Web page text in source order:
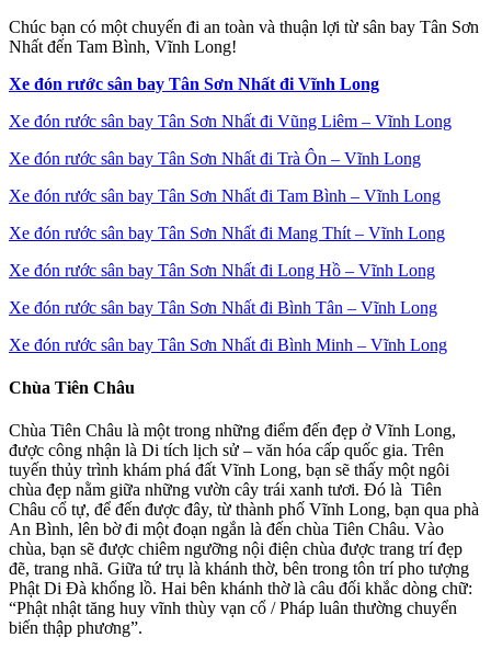
Chúc bạn có một chuyến đi an toàn và thuận lợi từ sân bay Tân Sơn
Nhất đến Tam Bình, Vĩnh Long!
Xe đón rước sân bay Tân Sơn Nhất đi Vĩnh Long
Xe đón rước sân bay Tân Sơn Nhất đi Vũng Liêm – Vĩnh Long
Xe đón rước sân bay Tân Sơn Nhất đi Trà Ôn – Vĩnh Long
Xe đón rước sân bay Tân Sơn Nhất đi Tam Bình – Vĩnh Long
Xe đón rước sân bay Tân Sơn Nhất đi Mang Thít – Vĩnh Long
Xe đón rước sân bay Tân Sơn Nhất đi Long Hồ – Vĩnh Long
Xe đón rước sân bay Tân Sơn Nhất đi Bình Tân – Vĩnh Long
Xe đón rước sân bay Tân Sơn Nhất đi Bình Minh – Vĩnh Long
Chùa Tiên Châu
Chùa Tiên Châu là một trong những điểm đến đẹp ở Vĩnh Long,
được công nhận là Di tích lịch sử – văn hóa cấp quốc gia. Trên
tuyến thủy trình khám phá đất Vĩnh Long, bạn sẽ thấy một ngôi
chùa đẹp nằm giữa những vườn cây trái xanh tươi. Đó là Tiên
Châu cổ tự, để đến được đây, từ thành phố Vĩnh Long, bạn qua phà
An Bình, lên bờ đi một đoạn ngắn là đến chùa Tiên Châu. Vào
chùa, bạn sẽ được chiêm ngưỡng nội điện chùa được trang trí đẹp
đẽ, trang nhã. Giữa tứ trụ là khánh thờ, bên trong tôn trí pho tượng
Phật Di Đà khổng lồ. Hai bên khánh thờ là câu đối khắc dòng chữ:
“Phật nhật tăng huy vĩnh thùy vạn cổ / Pháp luân thường chuyển
biến thập phương”.